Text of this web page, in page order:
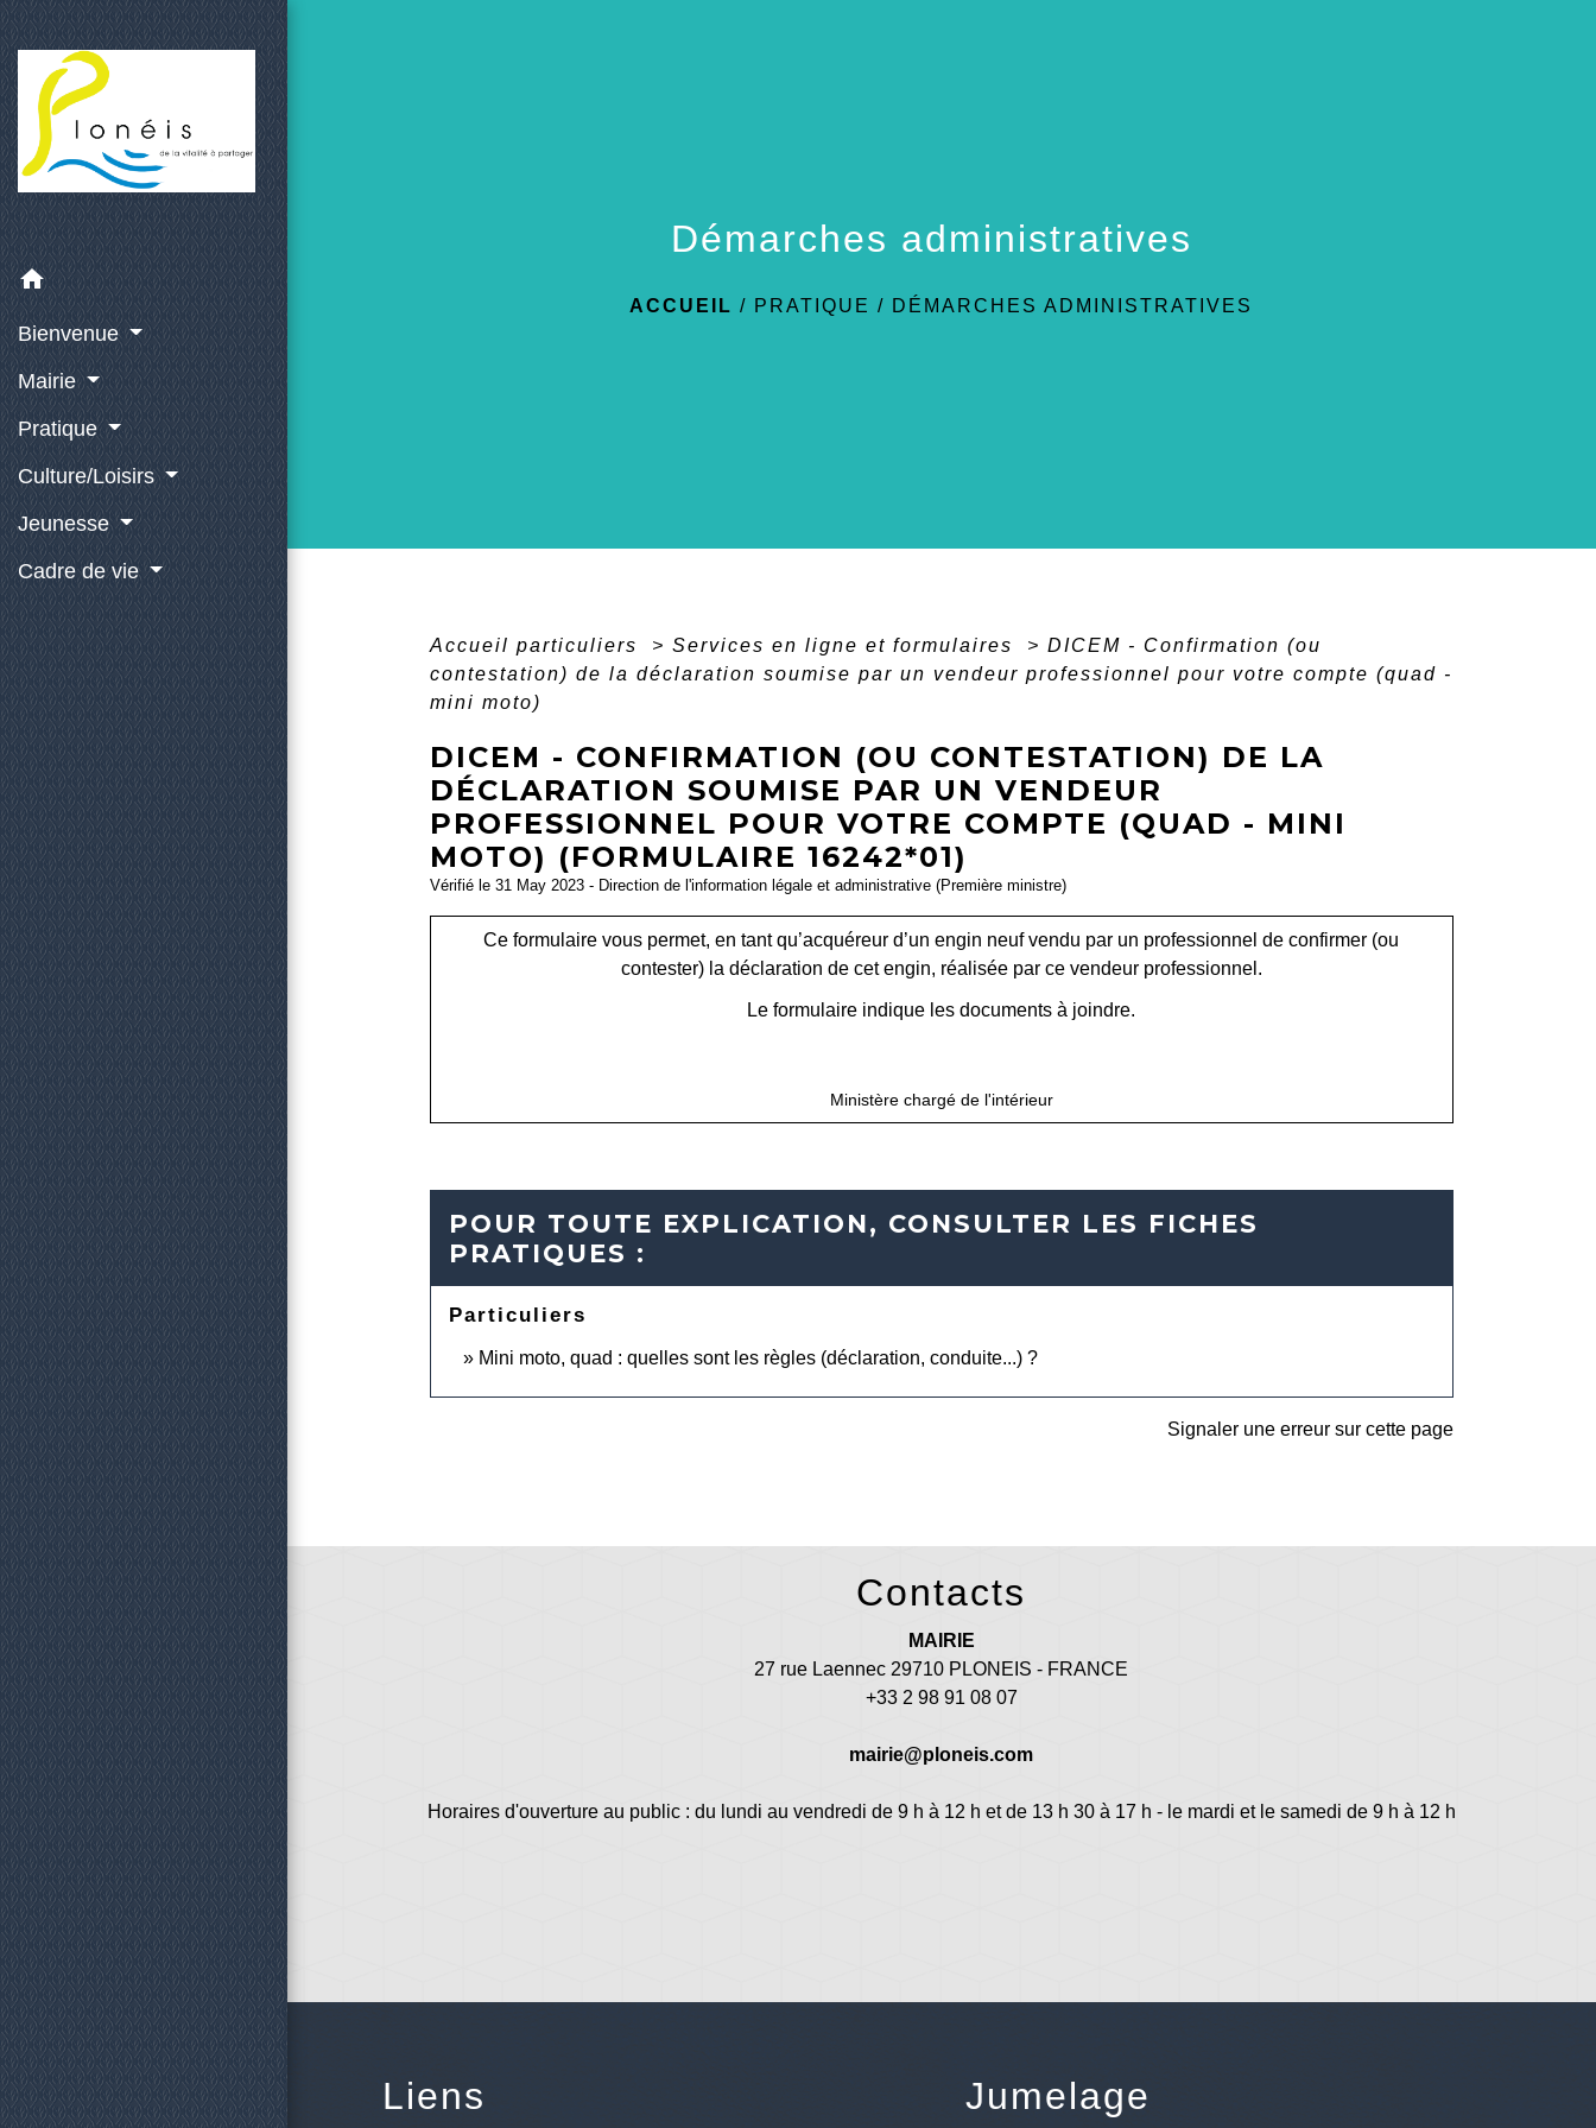
home
Bienvenue
Mairie
Pratique
Culture/Loisirs
Jeunesse
Cadre de vie
Démarches administratives
ACCUEIL / PRATIQUE / DÉMARCHES ADMINISTRATIVES
Accueil particuliers > Services en ligne et formulaires > DICEM - Confirmation (ou
contestation) de la déclaration soumise par un vendeur professionnel pour votre compte (quad -
mini moto)
DICEM - CONFIRMATION (OU CONTESTATION) DE LA
DÉCLARATION SOUMISE PAR UN VENDEUR
PROFESSIONNEL POUR VOTRE COMPTE (QUAD - MINI
MOTO) (FORMULAIRE 16242*01)
Vérifié le 31 May 2023 - Direction de l'information légale et administrative (Première ministre)
Ce formulaire vous permet, en tant qu’acquéreur d’un engin neuf vendu par un professionnel de confirmer (ou
contester) la déclaration de cet engin, réalisée par ce vendeur professionnel.
Le formulaire indique les documents à joindre.
Ministère chargé de l'intérieur
POUR TOUTE EXPLICATION, CONSULTER LES FICHES
PRATIQUES :
Particuliers
Mini moto, quad : quelles sont les règles (déclaration, conduite...) ?
Signaler une erreur sur cette page
Contacts
MAIRIE
27 rue Laennec 29710 PLONEIS - FRANCE
+33 2 98 91 08 07
mairie@ploneis.com
Horaires d'ouverture au public : du lundi au vendredi de 9 h à 12 h et de 13 h 30 à 17 h - le mardi et le samedi de 9 h à 12 h
Liens Jumelage